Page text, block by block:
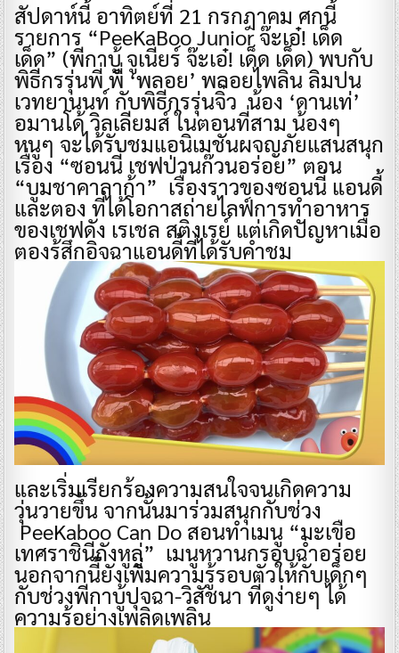
สัปดาห์นี้ อาทิตย์ที่ 21 กรกฎาคม ศกนี้
รายการ “PeeKaBoo Junior จ๊ะเอ๋! เด็ด
เด็ด” (พีกาบู้ จูเนียร์ จ๊ะเอ๋! เด็ด เด็ด) พบกับ
พิธีกรรุ่นพี่ พี่ ‘พลอย’ พลอยไพลิน ลิมปน
เวทยานนท์ กับพิธีกรรุ่นจิ๋ว น้อง ‘ดานเท่’
อมานโด้ วิลเลียมส์ ในตอนที่สาม น้องๆ
หนูๆ จะได้รับชมแอนิเมชันผจญภัยแสนสนุก
เรื่อง “ซอนนี่ เชฟป่วนก๊วนอร่อย” ตอน
“บูมชาคาลาก้า” เรื่องราวของซอนนี่ แอนดี้
และตอง ที่ได้โอกาสถ่ายไลฟ์การทำอาหาร
ของเชฟดัง เรเชล สติงเรย์ แต่เกิดปัญหาเมื่อ
ตองรู้สึกอิจฉาแอนดี้ที่ได้รับคำชม
และเริ่มเรียกร้องความสนใจจนเกิดความ
วุ่นวายขึ้น จากนั้นมาร่วมสนุกกับช่วง
PeeKaboo Can Do สอนทำเมนู “มะเขือ
เทศราชินีถังหูลู่” เมนูหวานกรอบฉ่ำอร่อย
นอกจากนี้ยังเพิ่มความรู้รอบตัวให้กับเด็กๆ
กับช่วงพีกาบู้ปุจฉา-วิสัชนา ที่ดูง่ายๆ ได้
ความรู้อย่างเพลิดเพลิน